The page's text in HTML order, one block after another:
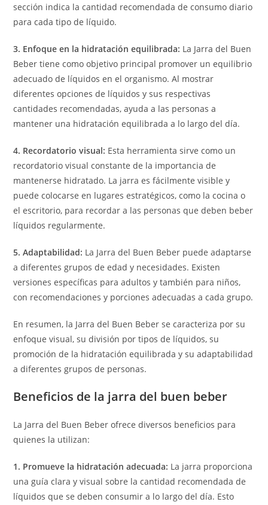
sección indica la cantidad recomendada de consumo diario
para cada tipo de líquido.
3. Enfoque en la hidratación equilibrada: La Jarra del Buen
Beber tiene como objetivo principal promover un equilibrio
adecuado de líquidos en el organismo. Al mostrar
diferentes opciones de líquidos y sus respectivas
cantidades recomendadas, ayuda a las personas a
mantener una hidratación equilibrada a lo largo del día.
4. Recordatorio visual: Esta herramienta sirve como un
recordatorio visual constante de la importancia de
mantenerse hidratado. La jarra es fácilmente visible y
puede colocarse en lugares estratégicos, como la cocina o
el escritorio, para recordar a las personas que deben beber
líquidos regularmente.
5. Adaptabilidad: La Jarra del Buen Beber puede adaptarse
a diferentes grupos de edad y necesidades. Existen
versiones específicas para adultos y también para niños,
con recomendaciones y porciones adecuadas a cada grupo.
En resumen, la Jarra del Buen Beber se caracteriza por su
enfoque visual, su división por tipos de líquidos, su
promoción de la hidratación equilibrada y su adaptabilidad
a diferentes grupos de personas.
Beneficios de la jarra del buen beber
La Jarra del Buen Beber ofrece diversos beneficios para
quienes la utilizan:
1. Promueve la hidratación adecuada: La jarra proporciona
una guía clara y visual sobre la cantidad recomendada de
líquidos que se deben consumir a lo largo del día. Esto